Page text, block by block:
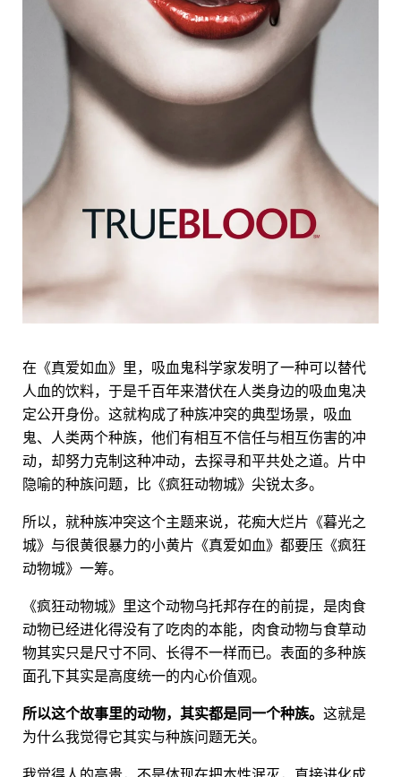
在《真爱如血》里，吸血鬼科学家发明了一种可以替代
人血的饮料，于是千百年来潜伏在人类身边的吸血鬼决
定公开身份。这就构成了种族冲突的典型场景，吸血
鬼、人类两个种族，他们有相互不信任与相互伤害的冲
动，却努力克制这种冲动，去探寻和平共处之道。片中
隐喻的种族问题，比《疯狂动物城》尖锐太多。
所以，就种族冲突这个主题来说，花痴大烂片《暮光之
城》与很黄很暴力的小黄片《真爱如血》都要压《疯狂
动物城》一筹。
《疯狂动物城》里这个动物乌托邦存在的前提，是肉食
动物已经进化得没有了吃肉的本能，肉食动物与食草动
物其实只是尺寸不同、长得不一样而已。表面的多种族
面孔下其实是高度统一的内心价值观。
所以这个故事里的动物，其实都是同一个种族。 这就是
为什么我觉得它其实与种族问题无关。